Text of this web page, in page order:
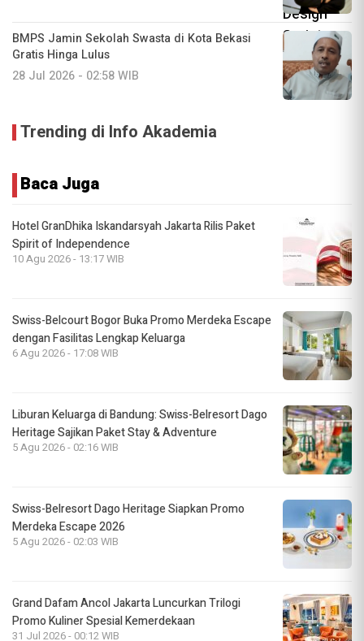
BMPS Jamin Sekolah Swasta di Kota Bekasi
Gratis Hinga Lulus
28 Jul 2026 - 02:58 WIB
Trending di Info Akademia
Baca Juga
Hotel GranDhika Iskandarsyah Jakarta Rilis Paket
Spirit of Independence
10 Agu 2026 - 13:17 WIB
Swiss-Belcourt Bogor Buka Promo Merdeka Escape
dengan Fasilitas Lengkap Keluarga
6 Agu 2026 - 17:08 WIB
Liburan Keluarga di Bandung: Swiss-Belresort Dago
Heritage Sajikan Paket Stay & Adventure
5 Agu 2026 - 02:16 WIB
Swiss-Belresort Dago Heritage Siapkan Promo
Merdeka Escape 2026
5 Agu 2026 - 02:03 WIB
Grand Dafam Ancol Jakarta Luncurkan Trilogi
Promo Kuliner Spesial Kemerdekaan
31 Jul 2026 - 00:12 WIB